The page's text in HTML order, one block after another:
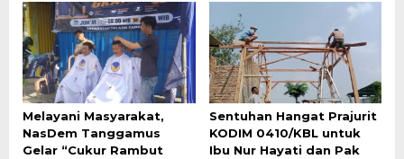
Melayani Masyarakat,
NasDem Tanggamus
Gelar “Cukur Rambut
Sentuhan Hangat Prajurit
KODIM 0410/KBL untuk
Ibu Nur Hayati dan Pak